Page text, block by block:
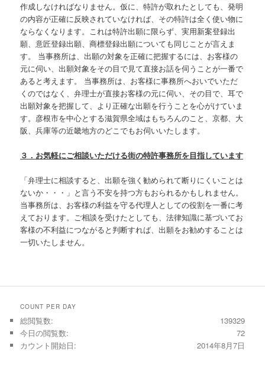
動
作成しなければなりません。仮に、特許が取れたとしても、発明
の内容が正確に反映されていなければ、その特許は全く使い物に
ならなくなります。これは特許出願に限らず、実用新案登録出
願、意匠登録出願、商標登録出願についても同じことが言えま
す。 当事務所は、出願の対象を正確に把握するには、お客様の
元に伺い、出願対象をその目で見て直接お話を伺うことが一番で
あると考えます。 当事務所は、お客様に事務所へおいでいただ
くのではなく、弁理士が直接お客様の元に伺い、その目で、耳で
出願対象を把握して、より正確な出願を行うことを心がけていま
す。彦根市を中心とする滋賀県全域はもちろんのこと、京都、大
阪、兵庫等の近畿地方のどこでもお伺いいたします。
３．お気軽にご相談いただける街の特許事務所を目指しています
「弁理士に相談すると、出願を強く勧められて断りにくいことは
ないか・・・」と言う不安を持つ方もおられるかもしれません。
当事務所は、お客様の利益を守る代理人としての役割を一番に考
えております。ご相談を受けたとしても、法律知識に基づいてお
客様の不利益につながると判断すれば、出願をお勧めすることは
一切いたしません。
COUNT PER DAY
139329
総閲覧数:
72
今日の閲覧数:
2014年8月7日
カウント開始日: